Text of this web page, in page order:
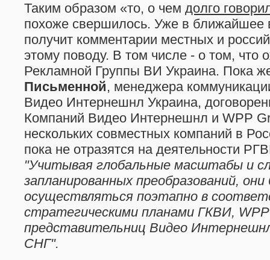
Таким образом «то, о чем долго
похоже свершилось. Уже в ближайшее
получит комментарии местных и
этому поводу. В том числе - о том, что
Рекламной Группы ВИ Украина. Пока
Письменной, менеджера
Видео Интернешнл Украина,
Компаний Видео Интернешнл и WPP
нескольких совместных компаний в
пока не отразятся на деятельности
"Учитывая глобальные масштабы и
запланированных преобразований,
осуществляться поэтапно в
стратегическими планами ГКВИ,
представительниц Видео
СНГ".